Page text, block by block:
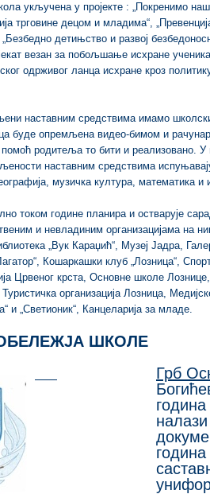
укључена у пројекте : „Покренимо
трговине децом и младима“,
детињство и развој
везан за побољшање исхране
одрживог ланца исхране кроз
наставним средствима имамо
буде опремљена видео-бимом и
родитеља то бити и реализовано. У
наставним средствима
музичка култура, математика
током године планира и остварује
и невладиним организацијама на
„Вук Караџић“, Музеј Јадра,
Кошаркашки клуб „Лозница“,
Црвеног крста, Основне школе
организација Лозница,
и „Светионик“, Канцеларија за младе.
ШКОЛЕ
Грб